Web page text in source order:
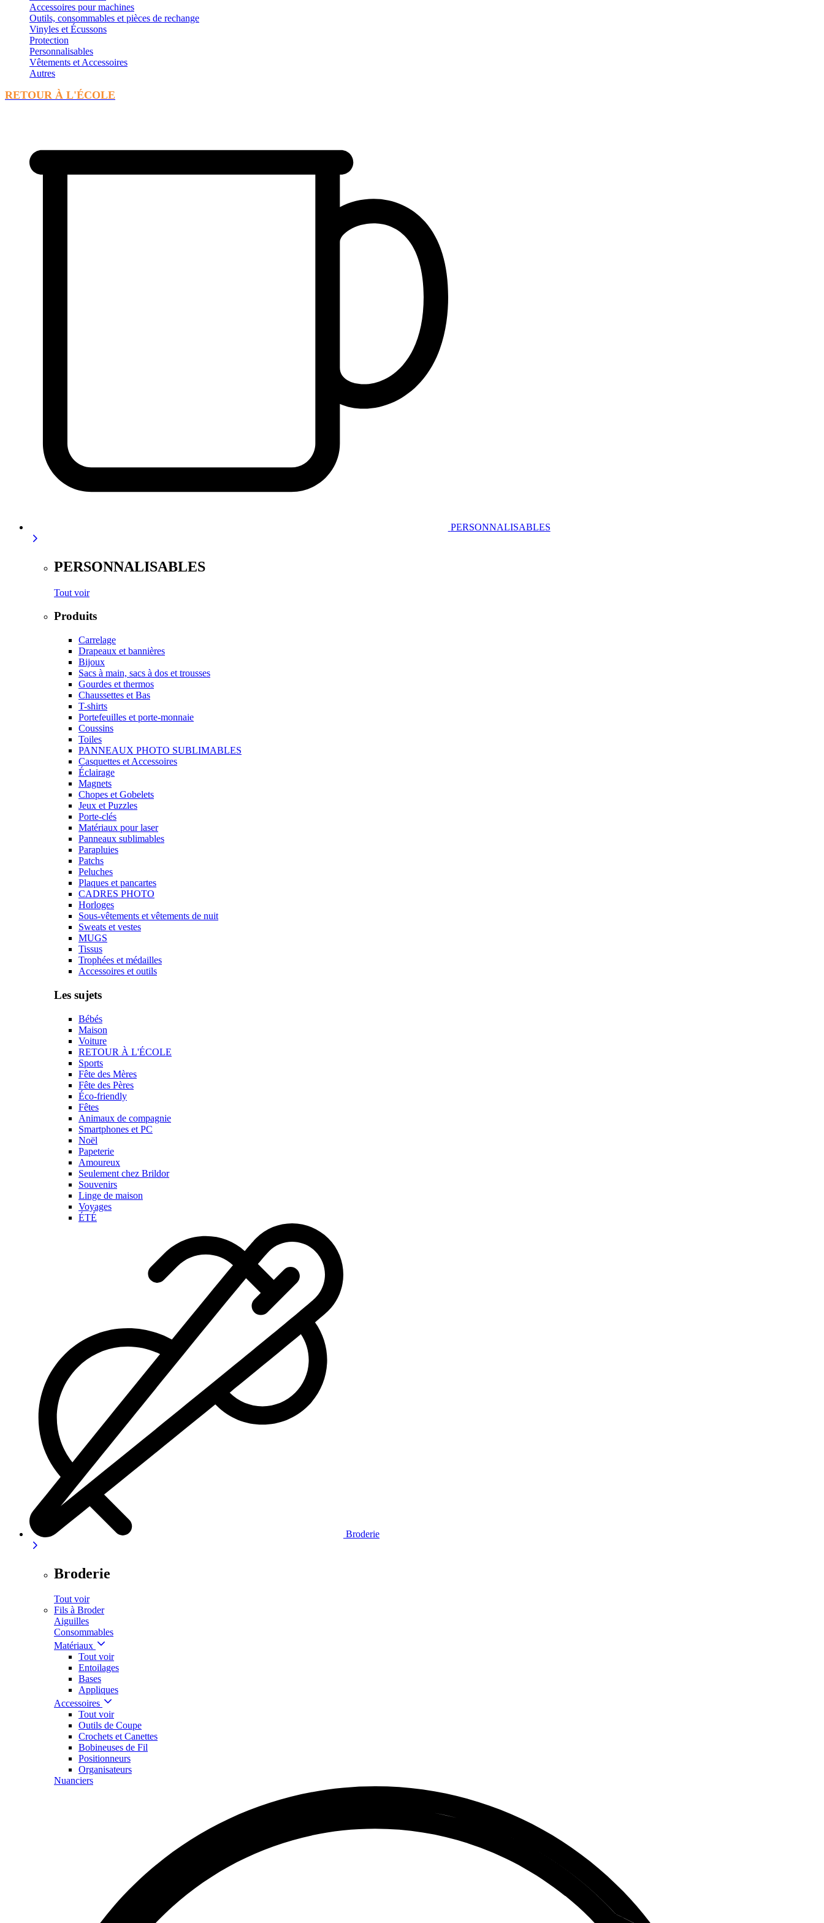
Accessoires pour machines
Outils, consommables et pièces de rechange
Vinyles et Écussons
Protection
Personnalisables
Vêtements et Accessoires
Autres
RETOUR À L'ÉCOLE
PERSONNALISABLES
PERSONNALISABLES
Tout voir
Produits
Carrelage
Drapeaux et bannières
Bijoux
Sacs à main, sacs à dos et trousses
Gourdes et thermos
Chaussettes et Bas
T-shirts
Portefeuilles et porte-monnaie
Coussins
Toiles
PANNEAUX PHOTO SUBLIMABLES
Casquettes et Accessoires
Éclairage
Magnets
Chopes et Gobelets
Jeux et Puzzles
Porte-clés
Matériaux pour laser
Panneaux sublimables
Parapluies
Patchs
Peluches
Plaques et pancartes
CADRES PHOTO
Horloges
Sous-vêtements et vêtements de nuit
Sweats et vestes
MUGS
Tissus
Trophées et médailles
Accessoires et outils
Les sujets
Bébés
Maison
Voiture
RETOUR À L'ÉCOLE
Sports
Fête des Mères
Fête des Pères
Éco-friendly
Fêtes
Animaux de compagnie
Smartphones et PC
Noël
Papeterie
Amoureux
Seulement chez Brildor
Souvenirs
Linge de maison
Voyages
ÉTÉ
Broderie
Broderie
Tout voir
Fils à Broder
Aiguilles
Consommables
Matériaux
Tout voir
Entoilages
Bases
Appliques
Accessoires
Tout voir
Outils de Coupe
Crochets et Canettes
Bobineuses de Fil
Positionneurs
Organisateurs
Nuanciers